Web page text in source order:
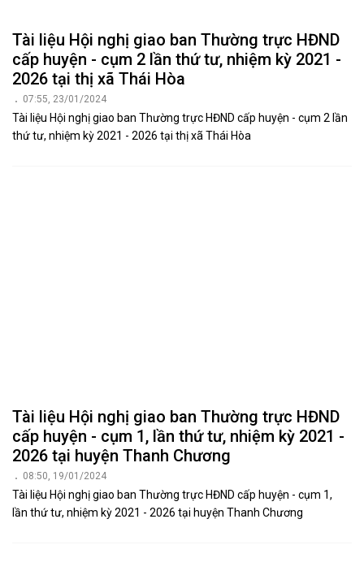
Tài liệu Hội nghị giao ban Thường trực HĐND
cấp huyện - cụm 2 lần thứ tư, nhiệm kỳ 2021 -
2026 tại thị xã Thái Hòa
07:55, 23/01/2024
Tài liệu Hội nghị giao ban Thường trực HĐND cấp huyện - cụm 2 lần
thứ tư, nhiệm kỳ 2021 - 2026 tại thị xã Thái Hòa
Tài liệu Hội nghị giao ban Thường trực HĐND
cấp huyện - cụm 1, lần thứ tư, nhiệm kỳ 2021 -
2026 tại huyện Thanh Chương
08:50, 19/01/2024
Tài liệu Hội nghị giao ban Thường trực HĐND cấp huyện - cụm 1,
lần thứ tư, nhiệm kỳ 2021 - 2026 tại huyện Thanh Chương